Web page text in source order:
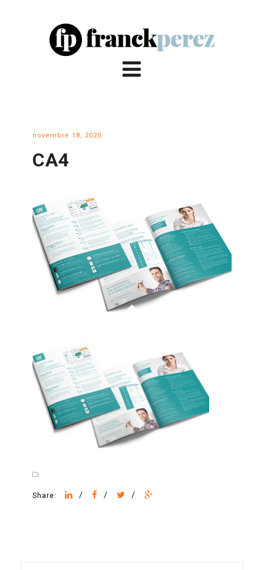
novembre 18, 2020
CA4
Share: / / /